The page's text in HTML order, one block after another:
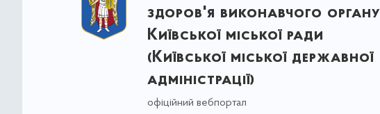
здоров'я виконавчого органу
Київської міської ради
(Київської міської державної
адміністрації)
офіційний вебпортал